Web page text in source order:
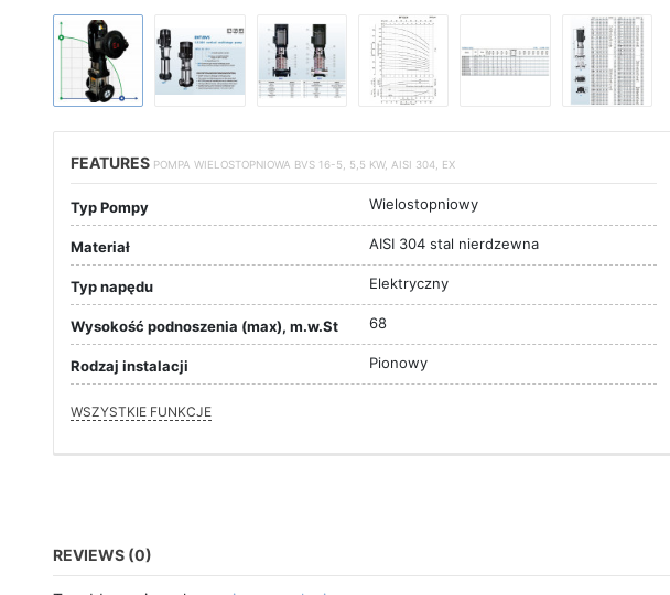
FEATURES POMPA WIELOSTOPNIOWA BVS 16-5, 5,5 KW, AISI 304, EX
Typ Pompy Wielostopniowy
Materiał AISI 304 stal nierdzewna
Typ napędu Elektryczny
Wysokość podnoszenia (max), m.w.St 68
Rodzaj instalacji Pionowy
WSZYSTKIE FUNKCJE
REVIEWS (0)